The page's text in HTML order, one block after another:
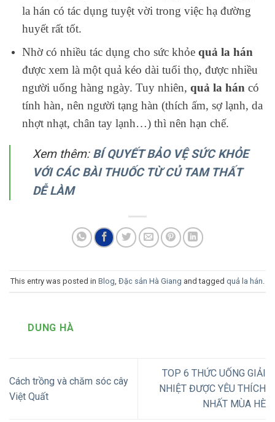
la hán có tác dụng tuyệt vời trong việc hạ đường
huyết rất tốt.
Nhờ có nhiều tác dụng cho sức khỏe quả la hán
được xem là một quả kéo dài tuổi thọ, được nhiều
người uống hàng ngày. Tuy nhiên, quả la háncó
tính hàn, nên người tạng hàn (thích ấm, sợ lạnh, da
nhợt nhạt, chân tay lạnh…) thì nên hạn chế.
Xem thêm: BÍ QUYẾT BẢO VỆ SỨC KHỎE
VỚI CÁC BÀI THUỐC TỪ CỦ TAM THẤT
DỄ LÀM
This entry was posted in Blog Đặc sản Hà Giang and tagged quả la hán
DUNG HÀ
Cách trồng và chăm sóc cây
Việt Quất
TOP 6 THỨC UỐNG GIẢI
NHIỆT ĐƯỢC YÊU THÍCH
NHẤT MÙA HÈ